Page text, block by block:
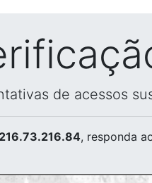
de acessos
216.73.216.84, responda